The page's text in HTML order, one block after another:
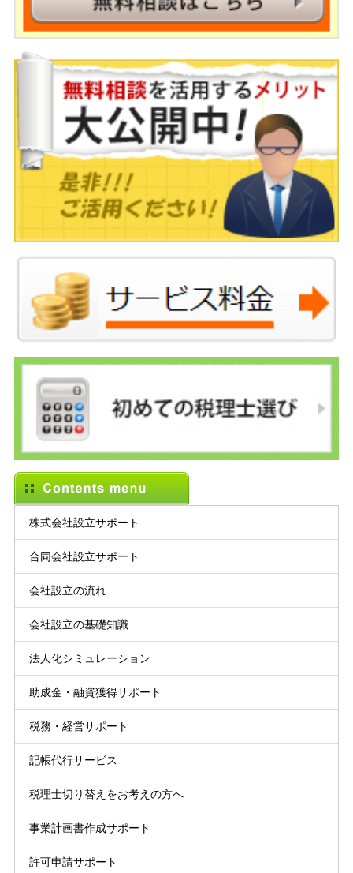
株式会社設立サポート
合同会社設立サポート
会社設立の流れ
会社設立の基礎知識
法人化シミュレーション
助成金・融資獲得サポート
税務・経営サポート
記帳代行サービス
税理士切り替えをお考えの方へ
事業計画書作成サポート
許可申請サポート